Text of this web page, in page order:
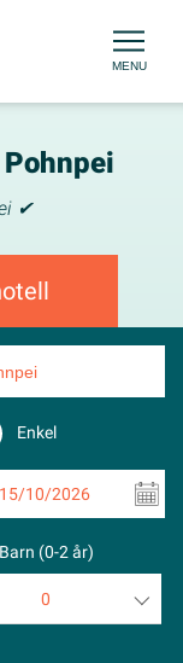
MENU
✔
Enkel
15/10/2026
Barn (0-2 år)
0